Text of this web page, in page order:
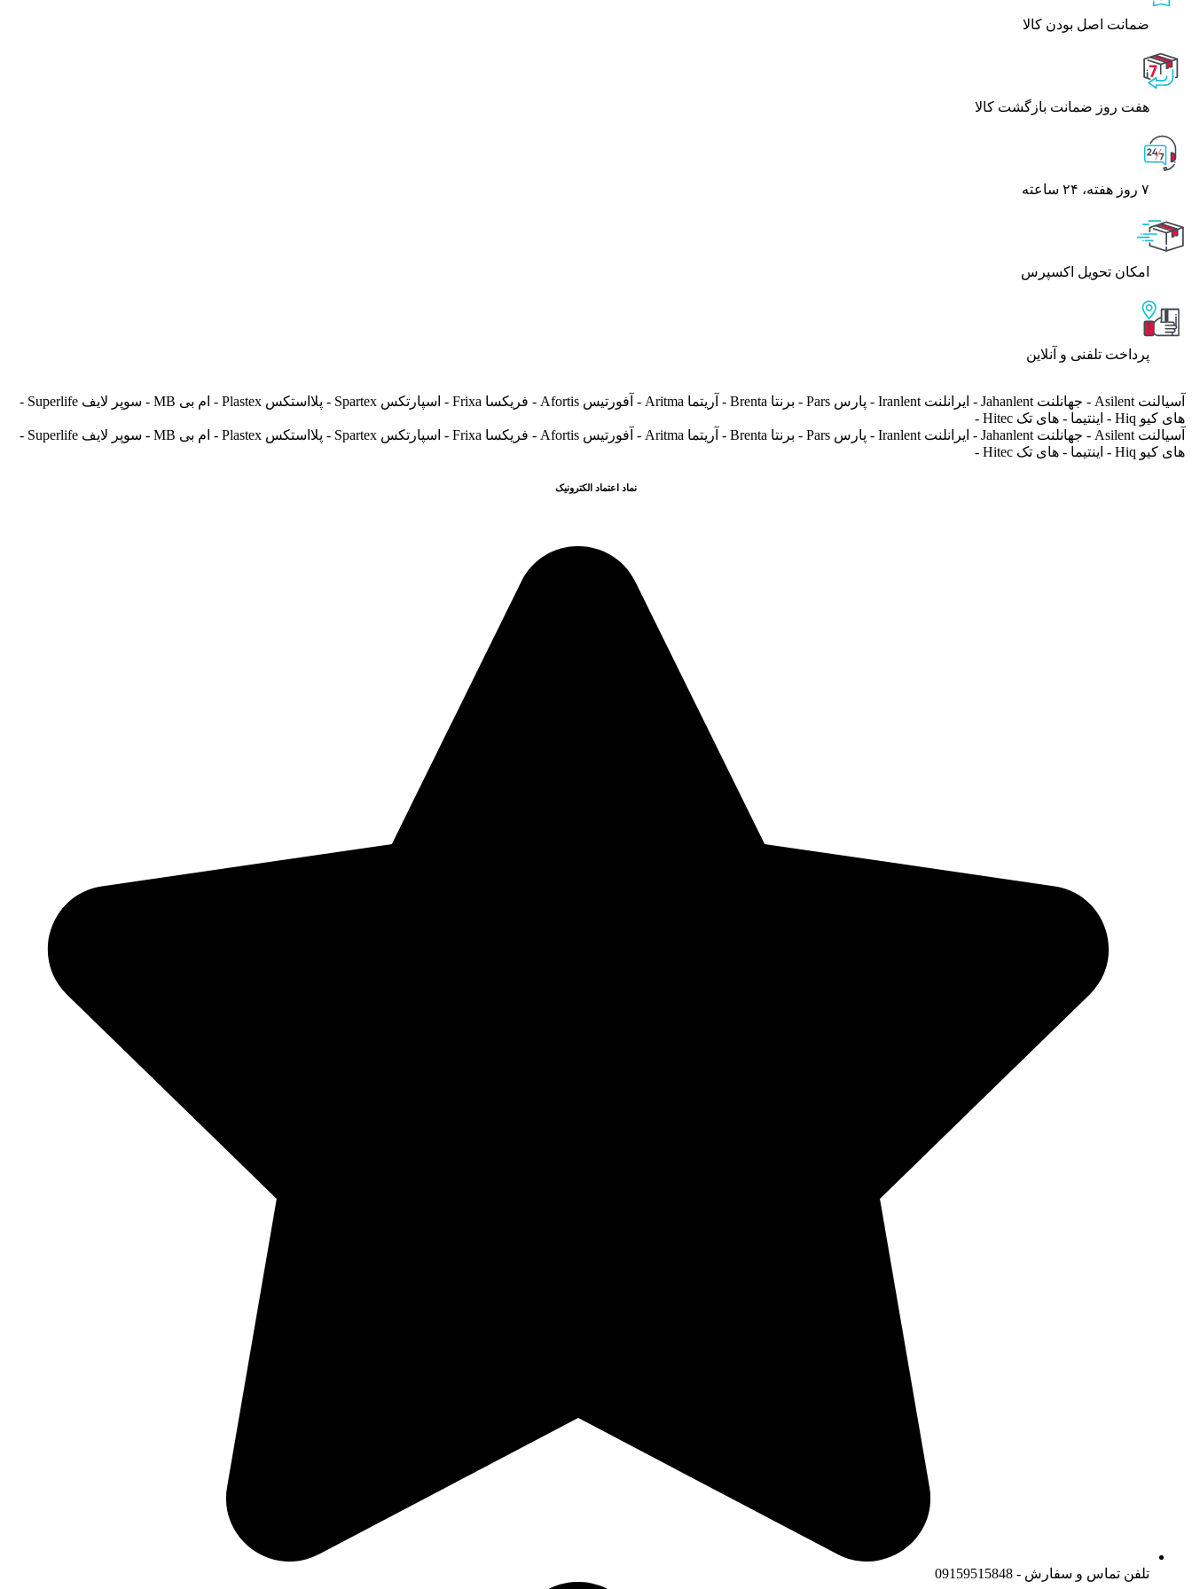
ﺿﻤﺎﻧﺖ اﺻﻞ ﺑﻮدن ﮐﺎﻟﺎ
هفت روز ضمانت بازگشت کالا
۷ روز ﻫﻔﺘﻪ، ۲۴ ﺳﺎﻋﺘﻪ
اﻣﮑﺎن ﺗﺤﻮﯾﻞ اﮐﺴﭙﺮس
پرداخت تلفنی و آنلاین
آسیالنت Asilent - جهانلنت Jahanlent - ایرانلنت Iranlent - پارس Pars - برنتا Brenta - آریتما Aritma - آفورتیس Afortis - فریکسا Frixa - اسپارتکس Spartex - پلااستکس Plastex - ام بی MB - سوپر لایف Superlife -
های کیو Hiq - اینتیما - های تک Hitec -
آسیالنت Asilent - جهانلنت Jahanlent - ایرانلنت Iranlent - پارس Pars - برنتا Brenta - آریتما Aritma - آفورتیس Afortis - فریکسا Frixa - اسپارتکس Spartex - پلااستکس Plastex - ام بی MB - سوپر لایف Superlife -
های کیو Hiq - اینتیما - های تک Hitec -
نماد اعتماد الکترونیک
تلفن تماس و سفارش - 09159515848